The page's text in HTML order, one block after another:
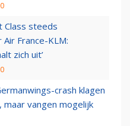
Class steeds
France-KLM:
zich uit’
crash klagen
maar vangen mogelijk